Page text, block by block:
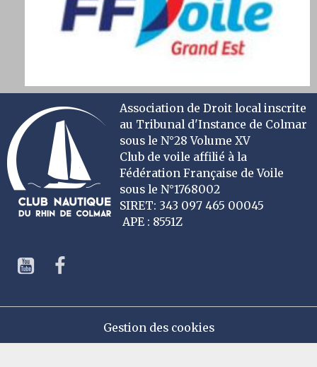
Association de Droit local inscrite
au Tribunal d'Instance de Colmar
sous le N°28 Volume XV
Club de voile affilié à la
Fédération Française de Voile
sous le N°1768002
SIRET: 343 097 465 00045
APE : 8551Z
Gestion des cookies